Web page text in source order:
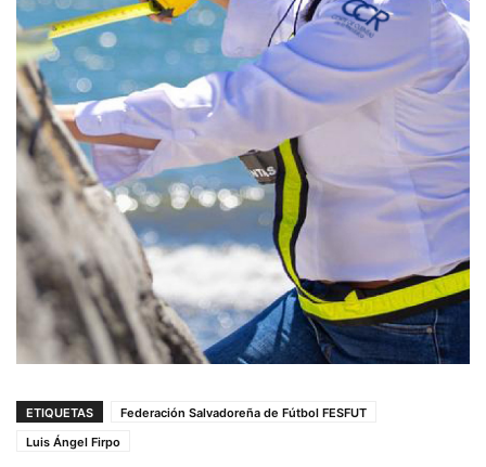
ETIQUETAS
Federación Salvadoreña de Fútbol FESFUT
Luis Ángel Firpo